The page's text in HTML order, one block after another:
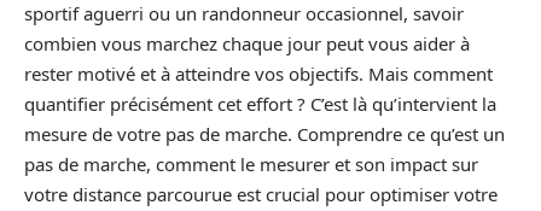
sportif aguerri ou un randonneur occasionnel, savoir
combien vous marchez chaque jour peut vous aider à
rester motivé et à atteindre vos objectifs. Mais comment
quantifier précisément cet effort ? C’est là qu’intervient la
mesure de votre pas de marche. Comprendre ce qu’est un
pas de marche, comment le mesurer et son impact sur
votre distance parcourue est crucial pour optimiser votre